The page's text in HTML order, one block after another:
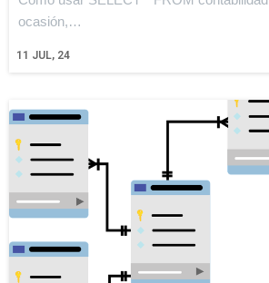
11 JUL, 24
ocasión,…